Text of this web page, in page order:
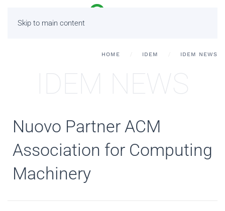
Skip to main content
HOME IDEM IDEM NEWS
IDEM NEWS
Nuovo Partner ACM
Association for Computing
Machinery